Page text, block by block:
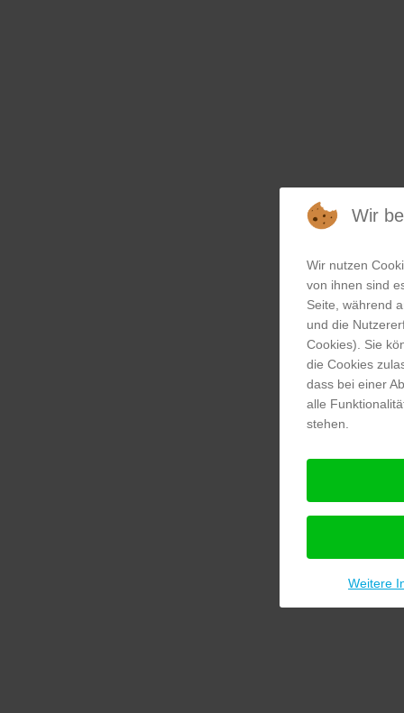
Wir
Wir nutzen
von ihnen sind
Seite, während
und die
Cookies). Sie
die Cookies
dass bei einer
alle
stehen.
Weitere